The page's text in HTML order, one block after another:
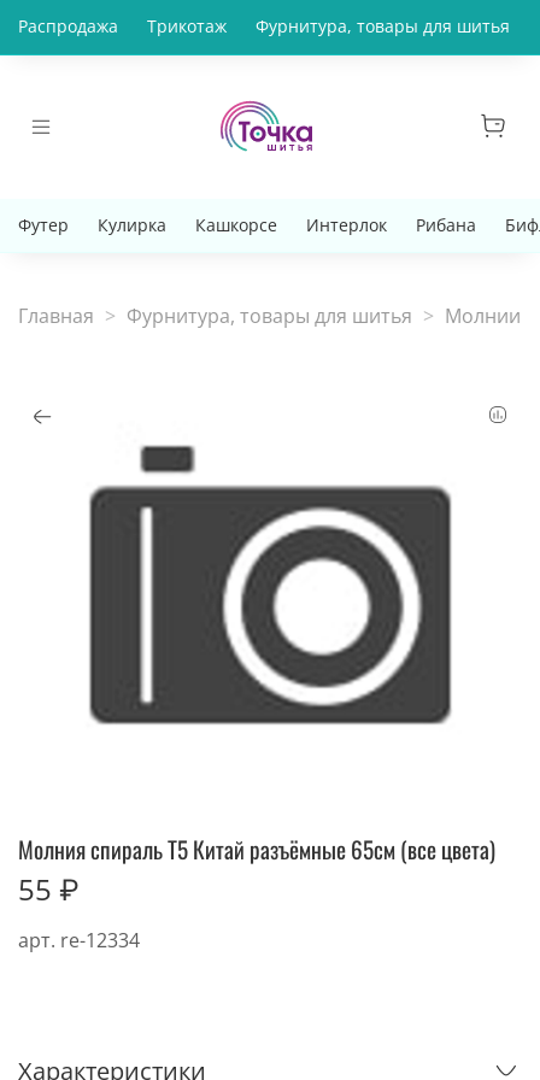
Распродажа Трикотаж Фурнитура, товары для шитья
Футер Кулирка Кашкорсе Интерлок Рибана
Главная Фурнитура, товары для шитья Молнии
арт. re-12334
Молния спираль Т5 Китай разъёмные 65см (все цвета)
55 ₽
Характеристики